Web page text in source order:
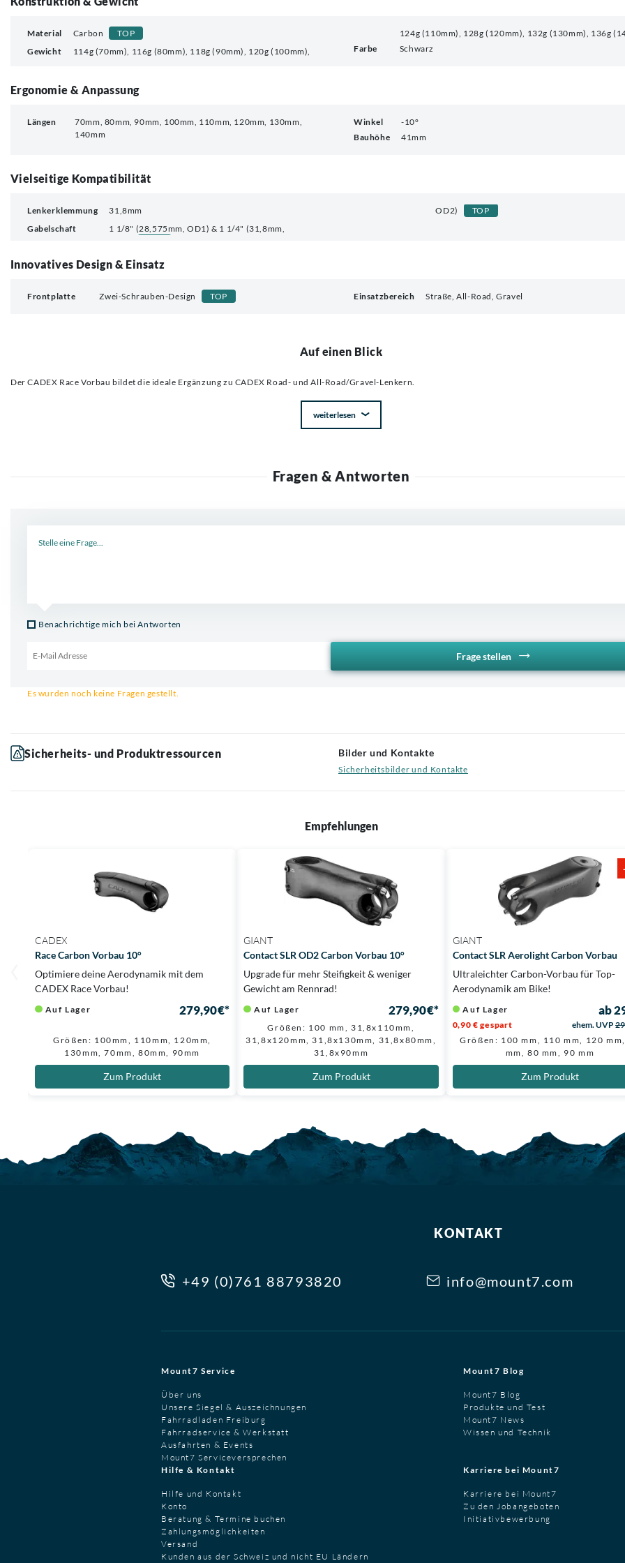
Material Carbon
TOP
Gewicht
114g (70mm), 116g (80mm), 118g (90mm), 120g (100mm),
124g (110mm), 128g (120mm), 132g (130mm), 136g
Farbe
Schwarz
Ergonomie & Anpassung
Längen
70mm, 80mm, 90mm, 100mm, 110mm, 120mm, 130mm,
140mm
Winkel
-10°
Bauhöhe
41mm
Vielseitige Kompatibilität
Lenkerklemmung
31,8mm
Gabelschaft
1 1/8" (28,575mm, OD1) & 1 1/4" (31,8mm,
OD2) TOP
Innovatives Design & Einsatz
Frontplatte Zwei-Schrauben-Design TOP Einsatzbereich Straße, All-Road, Gravel
Auf einen Blick
Der CADEX Race Vorbau bildet die ideale Ergänzung zu CADEX Road- und All-Road/Gravel-Lenkern.
weiterlesen
Fragen & Antworten
Benachrichtige mich bei Antworten
Frage stellen
Es wurden noch keine Fragen gestellt.
Sicherheits- und Produktressourcen Bilder und Kontakte
Sicherheitsbilder und Kontakte
Empfehlungen
CADEX
Race Carbon Vorbau 10°
Optimiere deine Aerodynamik mit dem
CADEX Race Vorbau!
Auf Lager 279,90 €*
Größen: 100mm, 110mm, 120mm,
130mm, 70mm, 80mm, 90mm
Zum Produkt
GIANT
Contact SLR OD2 Carbon Vorbau 10°
Upgrade für mehr Steifigkeit & weniger
Gewicht am Rennrad!
Auf Lager 279,90 €*
Größen: 100 mm, 31,8x110mm,
31,8x120mm, 31,8x130mm, 31,8x80mm,
31,8x90mm
Zum Produkt
GIANT
Contact SLR Aerolight Carbon Vorbau
Ultraleichter Carbon-Vorbau für Top-
Aerodynamik am Bike!
Auf Lager ab
0,90 € gespart ehem. UVP
Größen: 100 mm, 110 mm, 120
mm, 80 mm, 90 mm
Zum Produkt
KONTAKT
+49 (0)761 88793820 info@mount7.com
Mount7 Service
Über uns
Unsere Siegel & Auszeichnungen
Fahrradladen Freiburg
Fahrradservice & Werkstatt
Ausfahrten & Events
Mount7 Serviceversprechen
Mount7 Blog
Mount7 Blog
Produkte und Test
Mount7 News
Wissen und Technik
Hilfe & Kontakt
Hilfe und Kontakt
Konto
Beratung & Termine buchen
Zahlungsmöglichkeiten
Versand
Kunden aus der Schweiz und nicht EU Ländern
Karriere bei Mount7
Karriere bei Mount7
Zu den Jobangeboten
Initiativbewerbung